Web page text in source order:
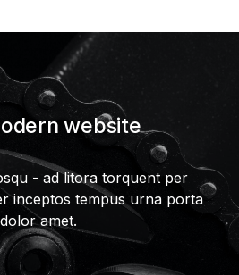
website
- ad litora torquent per
inceptos tempus urna porta
dolor amet.